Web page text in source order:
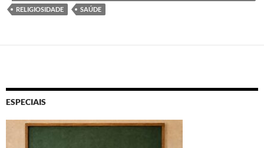
RELIGIOSIDADE
SAÚDE
ESPECIAIS